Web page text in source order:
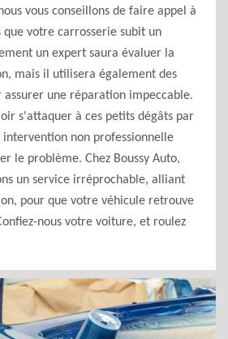
vous conseillons de faire appel à
que votre carrosserie subit un
un expert saura évaluer la
mais il utilisera également des
une réparation impeccable.
s'attaquer à ces petits dégâts par
non professionnelle
le problème. Chez Boussy Auto,
un service irréprochable, alliant
pour que votre véhicule retrouve
nous votre voiture, et roulez